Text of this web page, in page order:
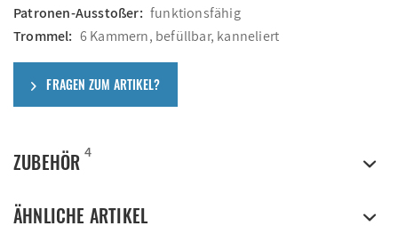
Patronen-Ausstoßer: funktionsfähig
Trommel: 6 Kammern, befüllbar, kanneliert
FRAGEN ZUM ARTIKEL?
ZUBEHÖR 4
ÄHNLICHE ARTIKEL